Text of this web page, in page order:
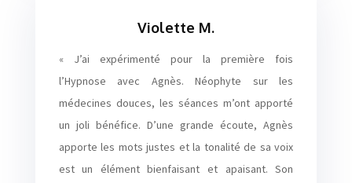
Violette M.
« J’ai expérimenté pour la première fois
l’Hypnose avec Agnès. Néophyte sur les
médecines douces, les séances m’ont apporté
un joli bénéfice. D’une grande écoute, Agnès
apporte les mots justes et la tonalité de sa voix
est un élément bienfaisant et apaisant. Son